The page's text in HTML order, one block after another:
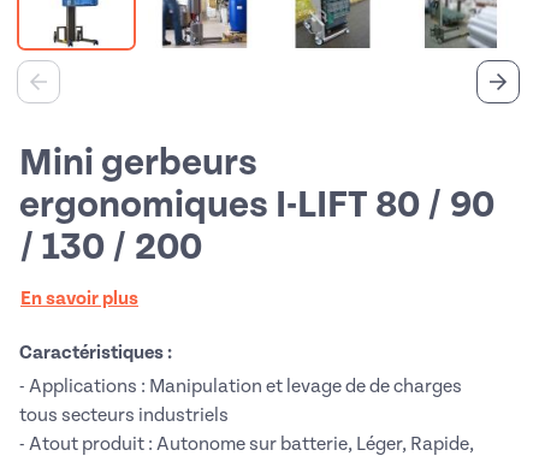
Mini gerbeurs
ergonomiques I-LIFT 80 / 90
/ 130 / 200
En savoir plus
Caractéristiques :
- Applications : Manipulation et levage de de charges
tous secteurs industriels
- Atout produit : Autonome sur batterie, Léger, Rapide,